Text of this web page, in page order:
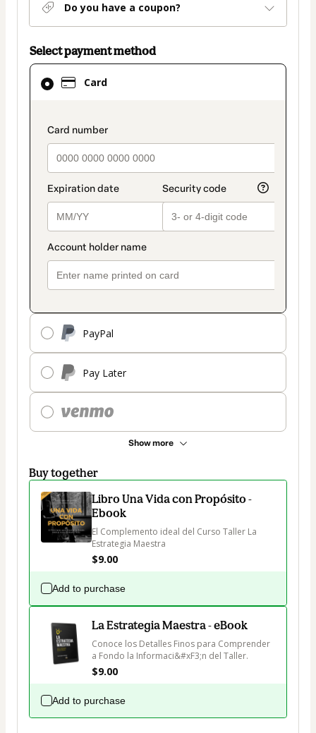
Do you have a coupon?
Select payment method
Card
payment_data.section_title_v2
PayPal
Pay Later
Show more
Card
selected
method
Buy together
Libro Una Vida con Propósito -
Ebook
El Complemento ideal del Curso Taller La
Estrategia Maestra
$9.00
Add to purchase
La Estrategia Maestra - eBook
Conoce los Detalles Finos para Comprender
a Fondo la Informaci&#xF3;n del Taller.
$9.00
Add to purchase